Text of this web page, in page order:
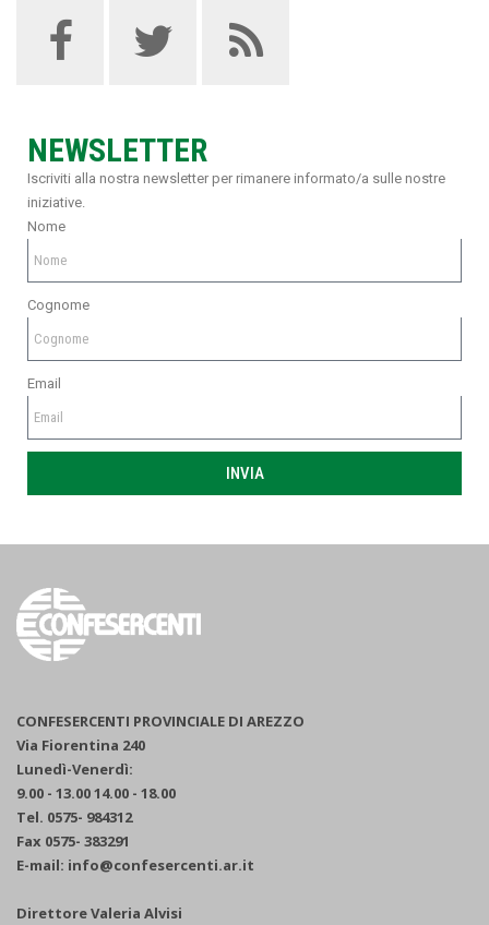
NEWSLETTER
Iscriviti alla nostra newsletter per rimanere informato/a sulle nostre
iniziative.
Nome
Cognome
Email
INVIA
CONFESERCENTI PROVINCIALE DI AREZZO
Via Fiorentina 240
Lunedì-Venerdì:
9.00 - 13.00 14.00 - 18.00
Tel. 0575- 984312
Fax 0575- 383291
E-mail: info@confesercenti.ar.it
Direttore Valeria Alvisi